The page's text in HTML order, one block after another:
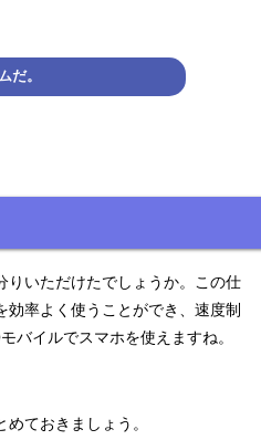
だ。
りいただけたでしょうか。この仕
率よく使うことができ、速度制
バイルでスマホを使えますね。
ておきましょう。